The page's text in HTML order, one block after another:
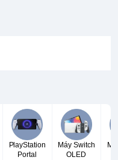
PlayStation
Portal
Máy Switch
OLED